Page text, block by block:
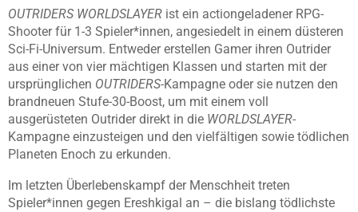
OUTRIDERS WORLDSLAYER ist ein actiongeladener RPG-
Shooter für 1-3 Spieler*innen, angesiedelt in einem düsteren
Sci-Fi-Universum. Entweder erstellen Gamer ihren Outrider
aus einer von vier mächtigen Klassen und starten mit der
ursprünglichen OUTRIDERS-Kampagne oder sie nutzen den
brandneuen Stufe-30-Boost, um mit einem voll
ausgerüsteten Outrider direkt in die WORLDSLAYER-
Kampagne einzusteigen und den vielfältigen sowie tödlichen
Planeten Enoch zu erkunden.
Im letzten Überlebenskampf der Menschheit treten
Spieler*innen gegen Ereshkigal an – die bislang tödlichste